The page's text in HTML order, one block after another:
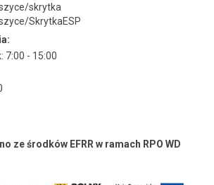
skrytka
SkrytkaESP
7:00 - 15:00
ze środków EFRR w ramach RPO WD